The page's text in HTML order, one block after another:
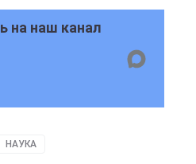
на наш канал
НАУКА